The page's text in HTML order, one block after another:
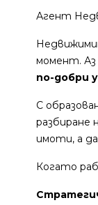
Агент
момент.
по-добри
С
разбиране
имоти, а
Когато